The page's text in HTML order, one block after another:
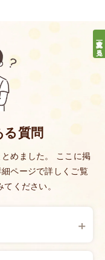
質問
めました。 ここに掲
ページで詳しくご覧
ください。
求人一覧を見る